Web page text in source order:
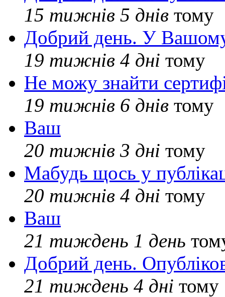
15 тижнів 5 днів тому
Добрий день. У Вашому
19 тижнів 4 дні тому
Не можу знайти
19 тижнів 6 днів тому
Ваш
20 тижнів 3 дні тому
Мабудь щось у
20 тижнів 4 дні тому
Ваш
21 тиждень 1 день
Добрий день.
21 тиждень 4 дні тому